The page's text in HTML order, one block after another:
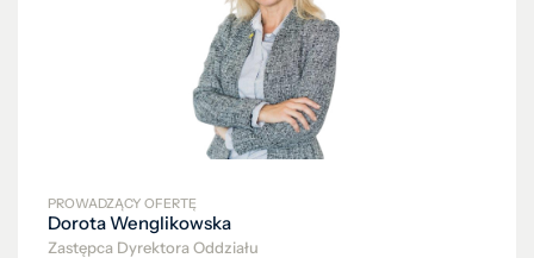
PROWADZĄCY OFERTĘ
Dorota Wenglikowska
Zastępca Dyrektora Oddziału